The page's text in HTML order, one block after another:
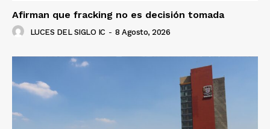
Afirman que fracking no es decisión tomada
LUCES DEL SIGLO IC - 8 Agosto, 2026